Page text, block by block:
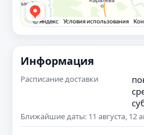
Информация
Расписание доставки
Ближайшие даты: 11 августа, 12